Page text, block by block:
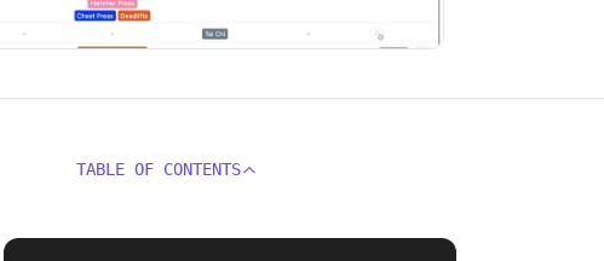
TABLE OF CONTENTS